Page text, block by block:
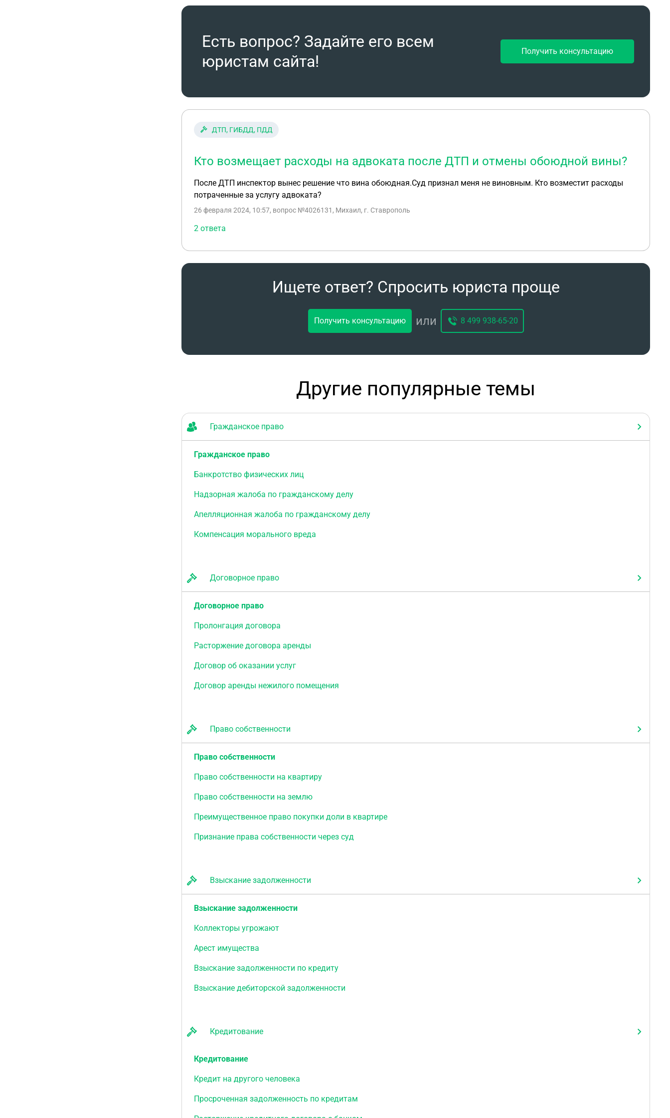
Есть вопрос? Задайте его всем
юристам сайта!
Получить консультацию
ДТП, ГИБДД, ПДД
Кто возмещает расходы на адвоката после ДТП и отмены обоюдной вины?
После ДТП инспектор вынес решение что вина обоюдная.Суд признал меня не виновным. Кто возместит расходы
потраченные за услугу адвоката?
26 февраля 2024, 10:57, вопрос №4026131, Михаил, г. Ставрополь
2 ответа
Ищете ответ? Спросить юриста проще
Получить консультацию или 8 499 938-65-20
Другие популярные темы
Гражданское право
Гражданское право
Банкротство физических лиц
Надзорная жалоба по гражданскому делу
Апелляционная жалоба по гражданскому делу
Компенсация морального вреда
Договорное право
Договорное право
Пролонгация договора
Расторжение договора аренды
Договор об оказании услуг
Договор аренды нежилого помещения
Право собственности
Право собственности
Право собственности на квартиру
Право собственности на землю
Преимущественное право покупки доли в квартире
Признание права собственности через суд
Взыскание задолженности
Взыскание задолженности
Коллекторы угрожают
Арест имущества
Взыскание задолженности по кредиту
Взыскание дебиторской задолженности
Кредитование
Кредитование
Кредит на другого человека
Просроченная задолженность по кредитам